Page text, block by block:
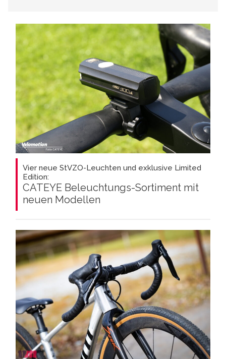
Vier neue StVZO-Leuchten und exklusive Limited
Edition:
CATEYE Beleuchtungs-Sortiment mit
neuen Modellen